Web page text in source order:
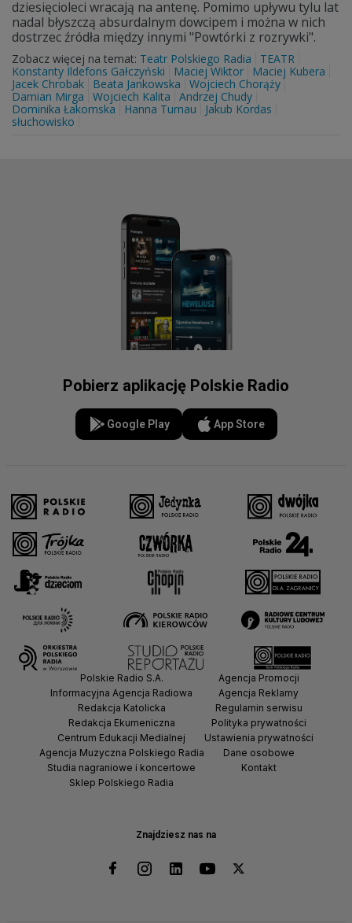
dziesięcioleci wracają na antenę. Pomimo upływu tylu lat
nadal błyszczą absurdalnym dowcipem i można w nich
dostrzec źródła między innymi "Powtórki z rozrywki".
Zobacz więcej na temat: Teatr Polskiego Radia
TEATR
Konstanty Ildefons Gałczyński
Maciej Wiktor
Maciej Kubera
Jacek Chrobak
Beata Jankowska
Wojciech Chorąży
Damian Mirga
Wojciech Kalita
Andrzej Chudy
Dominika Łakomska
Hanna Turnau
Jakub Kordas
słuchowisko
Pobierz aplikację Polskie Radio
Google Play App Store
Znajdziesz nas na
Polskie Radio S.A.
Informacyjna Agencja Radiowa
Redakcja Katolicka
Redakcja Ekumeniczna
Centrum Edukacji Medialnej
Agencja Muzyczna Polskiego Radia
Studia nagraniowe i koncertowe
Sklep Polskiego Radia
Agencja Promocji
Agencja Reklamy
Regulamin serwisu
Polityka prywatności
Ustawienia prywatności
Dane osobowe
Kontakt